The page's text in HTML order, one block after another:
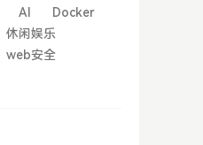
AI
Docker
休闲娱乐
web安全